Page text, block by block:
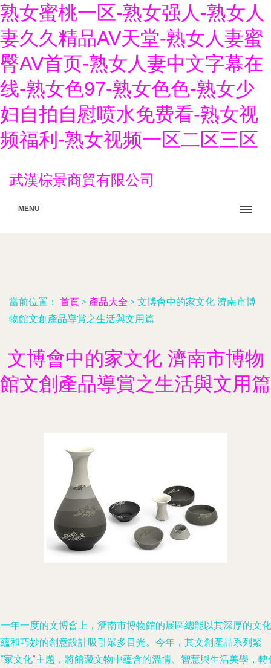
熟女蜜桃一区-熟女强人-熟女人
妻久久精品AV天堂-熟女人妻蜜
臀AV首页-熟女人妻中文字幕在
线-熟女色97-熟女色色-熟女少
妇自拍自慰喷水免费看-熟女视
频福利-熟女视频一区二区三区
武漢棕景商貿有限公司
MENU
當前位置： 首頁 > 產品大全 > 文博會中的家文化 濟南市博
物館文創產品導賞之生活與文用篇
文博會中的家文化 濟南市博物
館文創產品導賞之生活與文用篇
年一度的文博會上，濟南市博物館的展區總能以其深厚的文化
和巧妙的創意設計吸引眾多目光。今年，其文創產品系列緊
家文化”主題，將館藏文物中蘊含的溫情、智慧與生活美學，轉